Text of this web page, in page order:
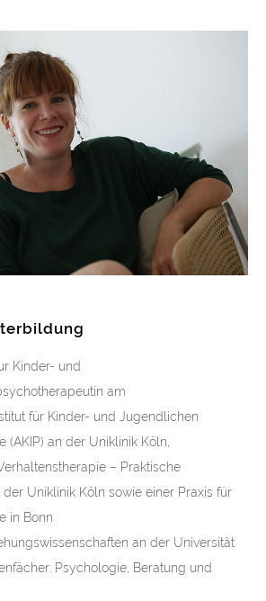
Kinder- und
am
für Kinder- und Jugendlichen
(AKIP) an der Uniklinik Köln,
– Praktische
Uniklinik Köln sowie einer Praxis für
in Bonn
an der Universität
Psychologie, Beratung und